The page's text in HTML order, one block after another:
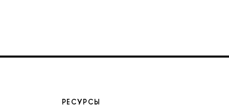
РЕСУРСЫ